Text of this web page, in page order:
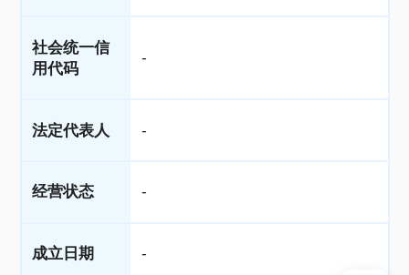
社会统一信
用代码
-
法定代表人 -
经营状态 -
成立日期 -